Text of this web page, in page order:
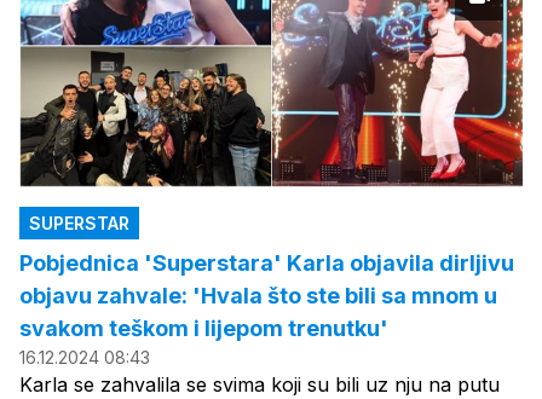
SUPERSTAR
Pobjednica 'Superstara' Karla objavila dirljivu
objavu zahvale: 'Hvala što ste bili sa mnom u
svakom teškom i lijepom trenutku'
16.12.2024 08:43
Karla se zahvalila se svima koji su bili uz nju na putu